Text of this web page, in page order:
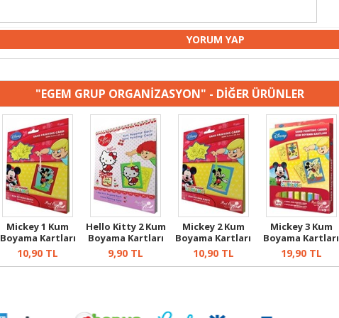
"EGEM GRUP ORGANİZASYON" - DİĞER ÜRÜNLER
Mickey 1 Kum
Boyama Kartları
10,90 TL
Hello Kitty 2 Kum
Boyama Kartları
9,90 TL
Mickey 2 Kum
Boyama Kartları
10,90TL
Mickey 3 Kum
Boyama Kartları
19,90TL